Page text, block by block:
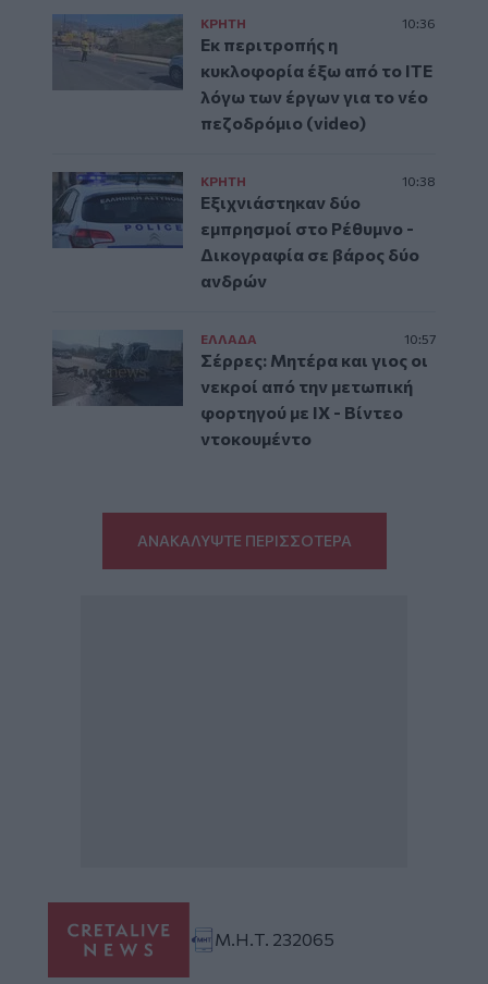
ΚΡΗΤΗ 10:36
Εκ περιτροπής η
κυκλοφορία έξω από το ΙΤΕ
λόγω των έργων για το νέο
πεζοδρόμιο (video)
ΚΡΗΤΗ 10:38
Εξιχνιάστηκαν δύο
εμπρησμοί στο Ρέθυμνο -
Δικογραφία σε βάρος δύο
ανδρών
ΕΛΛAΔΑ 10:57
Σέρρες: Μητέρα και γιος οι
νεκροί από την μετωπική
φορτηγού με ΙΧ - Βίντεο
ντοκουμέντο
ΑΝΑΚΑΛΥΨΤΕ ΠΕΡΙΣΣΟΤΕΡΑ
Μ.Η.Τ. 232065